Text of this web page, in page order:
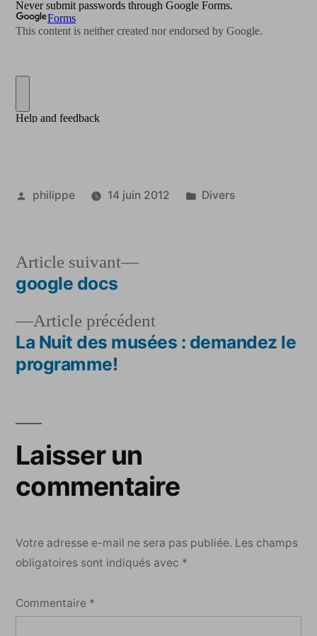
Publié
philippe 14 juin 2012
Publié
Divers
Navigation
de
l’article
Article précédentArticle
précédent :
La Nuit des musées : demandez le
programme!
Article suivant
Article
google docs
Laisser un
commentaire
Votre adresse e-mail ne sera pas publiée. Les champs
obligatoires sont indiqués avec *
Commentaire *